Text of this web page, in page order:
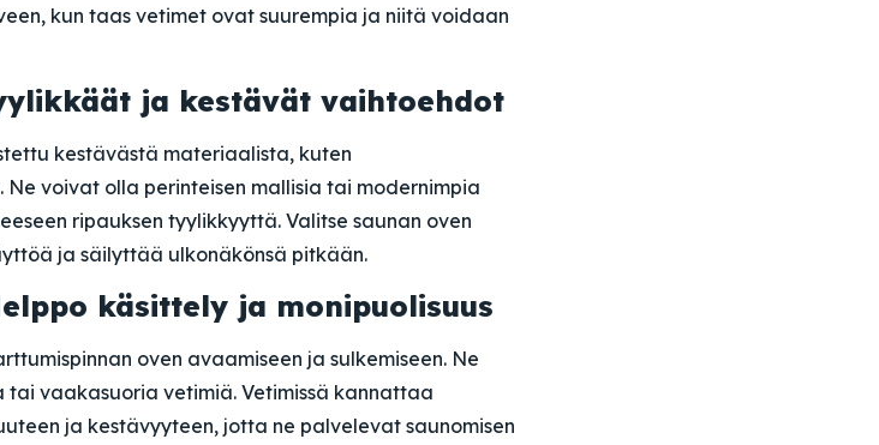
kun taas vetimet ovat suurempia ja niitä voidaan
ja kestävät vaihtoehdot
kestävästä materiaalista, kuten
voivat olla perinteisen mallisia tai modernimpia
ripauksen tyylikkyyttä. Valitse saunan oven
ja säilyttää ulkonäkönsä pitkään.
käsittely ja monipuolisuus
oven avaamiseen ja sulkemiseen. Ne
vaakasuoria vetimiä. Vetimissä kannattaa
ja kestävyyteen, jotta ne palvelevat saunomisen